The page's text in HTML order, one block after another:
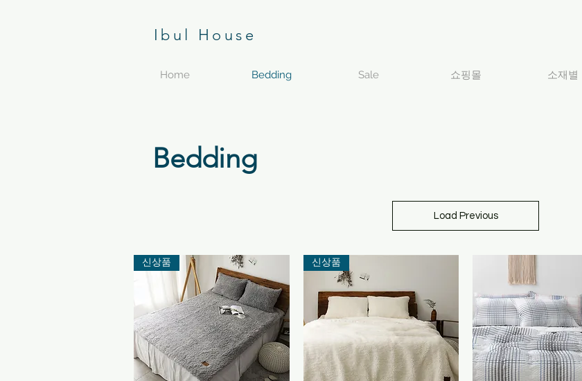
Ibul House
Home Bedding Sale 쇼핑몰 소재별
Bedding
Load Previous
신상품 신상품